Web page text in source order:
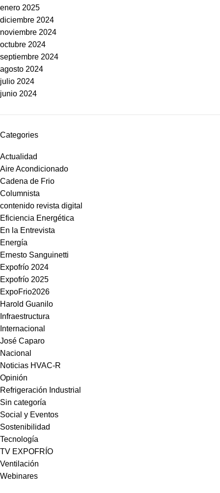
enero 2025
diciembre 2024
noviembre 2024
octubre 2024
septiembre 2024
agosto 2024
julio 2024
junio 2024
Categories
Actualidad
Aire Acondicionado
Cadena de Frio
Columnista
contenido revista digital
Eficiencia Energética
En la Entrevista
Energía
Ernesto Sanguinetti
Expofrío 2024
Expofrío 2025
ExpoFrio2026
Harold Guanilo
Infraestructura
Internacional
José Caparo
Nacional
Noticias HVAC-R
Opinión
Refrigeración Industrial
Sin categoría
Social y Eventos
Sostenibilidad
Tecnología
TV EXPOFRÍO
Ventilación
Webinares